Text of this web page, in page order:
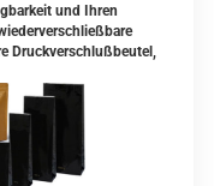
und Ihren
Druckverschlußbeutel,